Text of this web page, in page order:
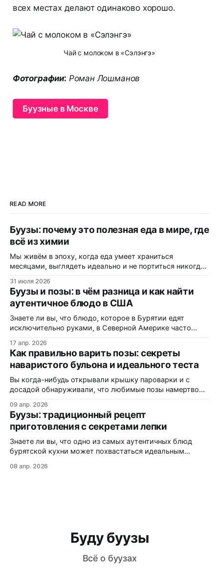
всех местах делают одинаково хорошо.
Чай с молоком в «Сэлэнгэ»
Фотографии: Роман Лошманов
Буузные в Москве
READ MORE
Буузы: почему это полезная еда в мире, где
всё из химии
Мы живём в эпоху, когда еда умеет храниться
месяцами, выглядеть идеально и не портиться никогда.
вкус. Полки магазинов забиты ультраобработанной
пищей: полуфабрикатами, лапшой быстрого
приготовления, «домашними» котлетами с составом на
пол-этикетки. А ведь есть блюдо, которому не нужны
консерванты, потому
31 июля 2026
Буузы и позы: в чём разница и как найти
аутентичное блюдо в США
Знаете ли вы, что блюдо, которое в Бурятии едят
исключительно руками, в Северной Америке часто
материале вы узнаете, почему одни называют их
«буузы», а другие — «позы», как диаспора адаптирует
рецепт под западные реалии, и где именно на трассах
Монтаны можно заказать свежую партию без
17 апр. 2026
Как правильно варить позы: секреты
наваристого бульона и идеального теста
Вы когда-нибудь открывали крышку пароварки и с
досадой обнаруживали, что любимые позы намертво
пирожок, а внутри — сухо и безвкусно? Статистика
кулинарных форумов показывает: более 60% новичков
сталкиваются с этими проблемами при первом
знакомстве с бурятской кухней. В этой статье вы
узнаете:
09 апр. 2026
Буузы: традиционный рецепт
приготовления с секретами лепки
Знаете ли вы, что одно из самых аутентичных блюд
бурятской кухни может похвастаться идеальным
Буузы (или позы, как их ошибочно называют) — это не
08 апр. 2026
Буду буузы
Всё о буузах